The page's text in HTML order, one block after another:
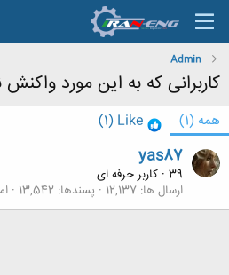
Admin
کاربرانی که به این مورد
همه (1)
Like
(1)
yas87
کاربر حرفه ای · 39
ارسال ها 12,137 پسندها 13,542